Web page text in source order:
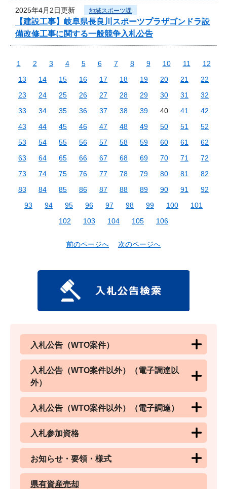
2025年4月2日更新 地域スポーツ課
【建設工事】岐阜県長良川スポーツプラザゴンドラ設
備改修工事に関する一般競争入札公告
1 2 3 4 5 6 7 8 9 10 11
12
13
14 15 16 17 18 19 20 21
22
23
24 25 26 27 28 29 30 31
32
33
34 35 36 37 38 39 40 41
42
43
44 45 46 47 48 49 50 51
52
53
54 55 56 57 58 59 60 61
62
63
64 65 66 67 68 69 70 71
72
73
74 75 76 77 78 79 80 81
82
83
84 85 86 87 88 89 90 91
92
93
94 95 96 97 98 99 100
101
102
103 104 105 106
前のページへ 次のページへ
入札公告（WTO案件）
入札公告（WTO案件以外）（電子調達以
外）
入札公告（WTO案件以外）（電子調達）
入札参加資格
お知らせ・要領・様式
県有資産売却